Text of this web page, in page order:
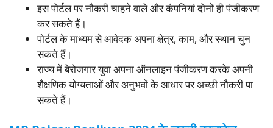
इस पोर्टल पर नौकरी चाहने वाले और कंपनियां दोनों ही पंजीकरण
कर सकते हैं।
पोर्टल के माध्यम से आवेदक अपना क्षेत्र, काम, और स्थान चुन
सकते हैं।
राज्य में बेरोजगार युवा अपना ऑनलाइन पंजीकरण करके अपनी
शैक्षणिक योग्यताओं और अनुभवों के आधार पर अच्छी नौकरी पा
सकते हैं।